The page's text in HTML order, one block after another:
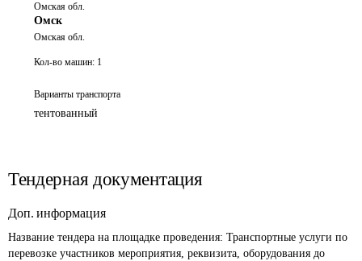
Омская обл.
Омск
Омская обл.
Кол-во машин: 1
Варианты транспорта
тентованный
Тендерная документация
Доп. информация
Название тендера на площадке проведения: Транспортные услуги по
перевозке участников мероприятия, реквизита, оборудования до